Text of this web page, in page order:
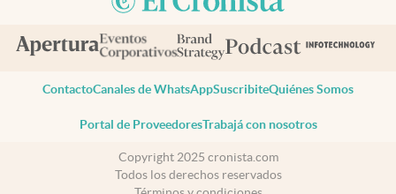
ContactoCanales de WhatsAppSuscribiteQuiénes Somos
Portal de ProveedoresTrabajá con nosotros
Copyright 2025 cronista.com
Todos los derechos reservados